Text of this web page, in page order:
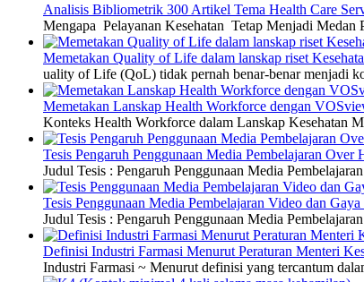
Analisis Bibliometrik 300 Artikel Tema Health Care
Mengapa Pelayanan Kesehatan Tetap Menjadi Medan
Memetakan Quality of Life dalam lanskap riset
uality of Life (QoL) tidak pernah benar-benar menjadi
Memetakan Lanskap Health Workforce dengan
Konteks Health Workforce dalam Lanskap Kesehatan
Tesis Pengaruh Penggunaan Media Pembelajaran
Judul Tesis : Pengaruh Penggunaan Media
Tesis Penggunaan Media Pembelajaran Video dan
Judul Tesis : Pengaruh Penggunaan Media
Definisi Industri Farmasi Menurut Peraturan Menteri
Industri Farmasi ~ Menurut definisi yang tercantum